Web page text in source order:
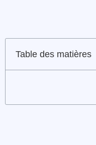
Table des matières